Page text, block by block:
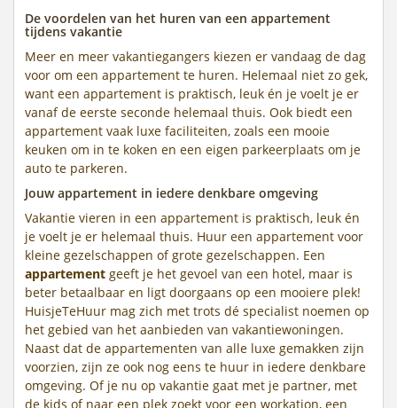
De voordelen van het huren van een appartement
tijdens vakantie
Meer en meer vakantiegangers kiezen er vandaag de dag
voor om een appartement te huren. Helemaal niet zo gek,
want een appartement is praktisch, leuk én je voelt je er
vanaf de eerste seconde helemaal thuis. Ook biedt een
appartement vaak luxe faciliteiten, zoals een mooie
keuken om in te koken en een eigen parkeerplaats om je
auto te parkeren.
Jouw appartement in iedere denkbare omgeving
Vakantie vieren in een appartement is praktisch, leuk én
je voelt je er helemaal thuis. Huur een appartement voor
kleine gezelschappen of grote gezelschappen. Een
appartement geeft je het gevoel van een hotel, maar is
beter betaalbaar en ligt doorgaans op een mooiere plek!
HuisjeTeHuur mag zich met trots dé specialist noemen op
het gebied van het aanbieden van vakantiewoningen.
Naast dat de appartementen van alle luxe gemakken zijn
voorzien, zijn ze ook nog eens te huur in iedere denkbare
omgeving. Of je nu op vakantie gaat met je partner, met
de kids of naar een plek zoekt voor een workation, een